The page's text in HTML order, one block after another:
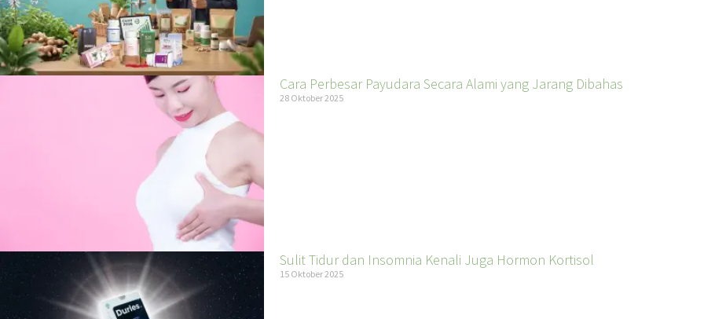
Cara Perbesar Payudara Secara Alami yang Jarang Dibahas
28 Oktober 2025
Sulit Tidur dan Insomnia Kenali Juga Hormon Kortisol
15 Oktober 2025